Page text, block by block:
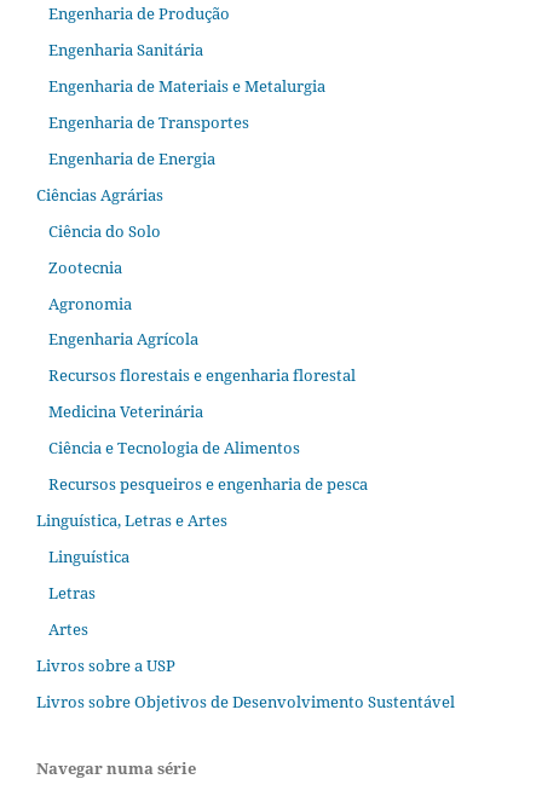
Engenharia de Produção
Engenharia Sanitária
Engenharia de Materiais e Metalurgia
Engenharia de Transportes
Engenharia de Energia
Ciências Agrárias
Ciência do Solo
Zootecnia
Agronomia
Engenharia Agrícola
Recursos florestais e engenharia florestal
Medicina Veterinária
Ciência e Tecnologia de Alimentos
Recursos pesqueiros e engenharia de pesca
Linguística, Letras e Artes
Linguística
Letras
Artes
Livros sobre a USP
Livros sobre Objetivos de Desenvolvimento Sustentável
Navegar numa série